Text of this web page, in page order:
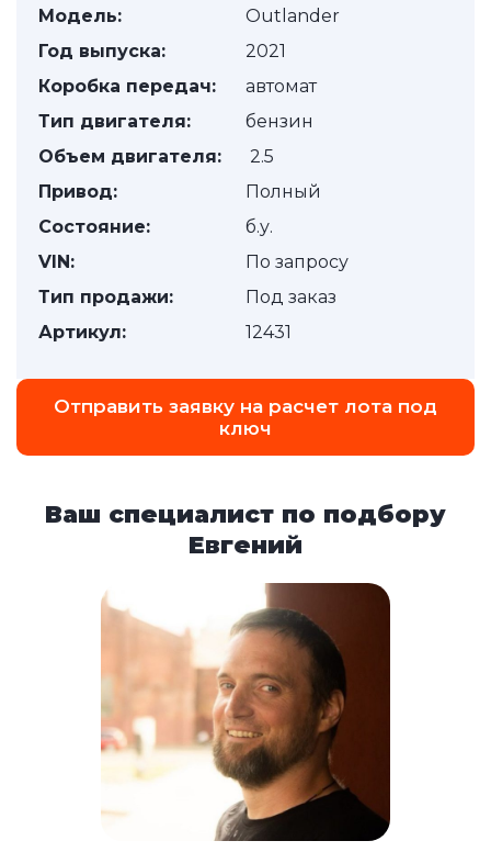
Модель:
Outlander
Год выпуска:
2021
Коробка передач:
автомат
Тип двигателя:
бензин
Объем двигателя:
2.5
Привод:
Полный
Состояние:
б.у.
VIN:
По запросу
Тип продажи:
Под заказ
Артикул:
12431
Отправить заявку на расчет лота под
ключ
Ваш специалист по подбору
Евгений